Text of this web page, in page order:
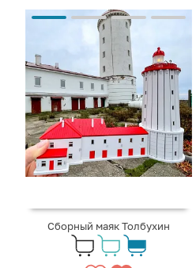
Сборный маяк Толбухин